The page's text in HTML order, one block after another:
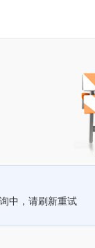
中，请刷新重试